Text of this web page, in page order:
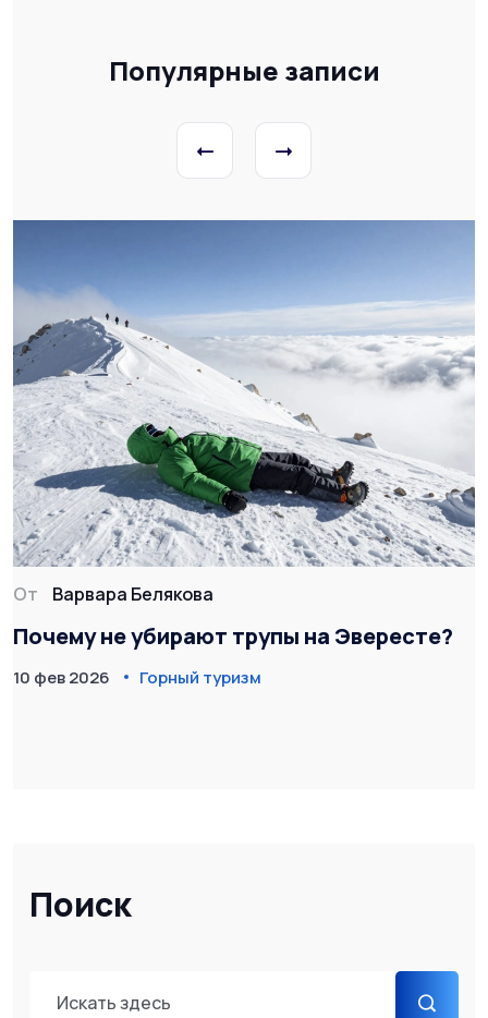
Поиск
Популярные записи
От Варвара Белякова
Почему не убирают трупы на Эвересте?
10 фев 2026 Горный туризм